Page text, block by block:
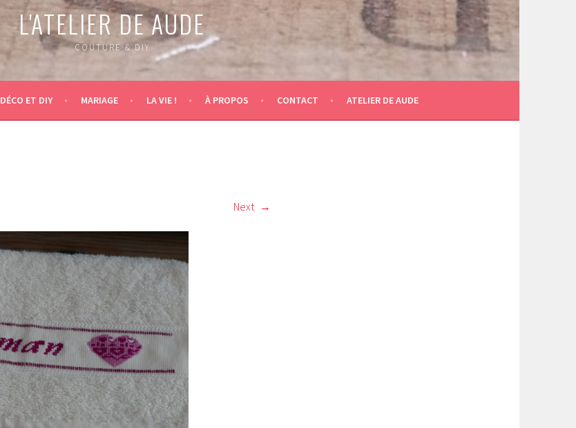
L'ATELIER DE AUDE
COUTURE & DIY
DÉCO ET DIY MARIAGE LA VIE ! À PROPOS CONTACT ATELIER DE AUDE
Next